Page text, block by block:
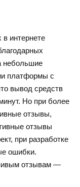
в интернете
небольшие
платформы с
вывод средств
Но при более
отзывы,
отзывы
при разработке
ошибки.
отзывам —